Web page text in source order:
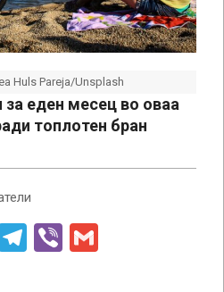
Huls Pareja/Unsplash
еден месец во оваа
топлотен бран
Telegram
Viber